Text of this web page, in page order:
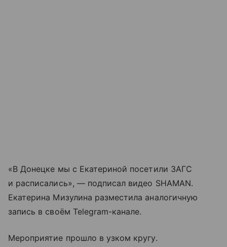
«В Донецке мы с Екатериной посетили ЗАГС
и расписались», — подписал видео SHAMAN.
Екатерина Мизулина разместила аналогичную
запись в своём Telegram-канале.
Мероприятие прошло в узком кругу.